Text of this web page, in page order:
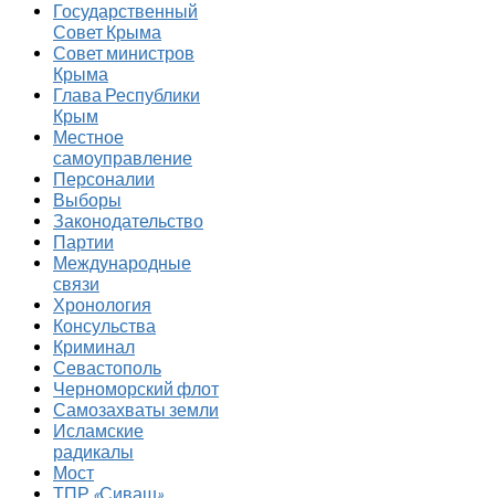
Государственный
Совет Крыма
Совет министров
Крыма
Глава Республики
Крым
Местное
самоуправление
Персоналии
Выборы
Законодательство
Партии
Международные
связи
Хронология
Консульства
Криминал
Севастополь
Черноморский флот
Самозахваты земли
Исламские
радикалы
Мост
ТПР «Сиваш»